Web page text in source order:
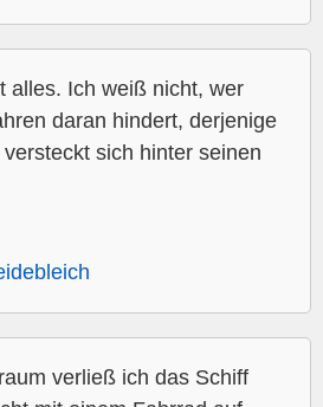
alles. Ich weiß nicht, wer
daran hindert, derjenige
sich hinter seinen
verließ ich das Schiff